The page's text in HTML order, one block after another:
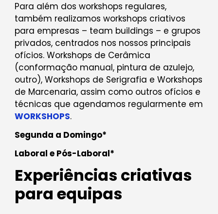
Para além dos workshops regulares,
também realizamos workshops criativos
para empresas – team buildings – e grupos
privados, centrados nos nossos principais
ofícios. Workshops de Cerâmica
(conformação manual, pintura de azulejo,
outro), Workshops de Serigrafia e Workshops
de Marcenaria, assim como outros ofícios e
técnicas que agendamos regularmente em
WORKSHOPS.
Segunda a Domingo*
Laboral e Pós-Laboral*
Experiências criativas
para equipas